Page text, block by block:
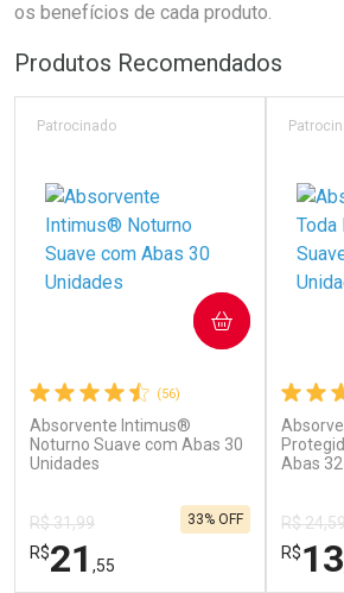
os benefícios de cada produto.
Produtos Recomendados
(56)
Absorvente Intimus®
Noturno Suave com Abas 30
Unidades
Patrocinado
R$ 31,99
R$21 ,55
33% OFF
COMPRAR
Abas
R$
R$13